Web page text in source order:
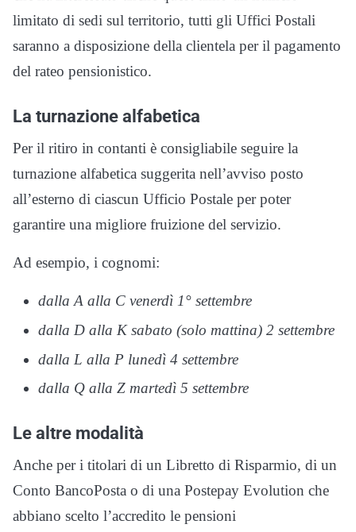
limitato di sedi sul territorio, tutti gli Uffici Postali
saranno a disposizione della clientela per il pagamento
del rateo pensionistico.
La turnazione alfabetica
Per il ritiro in contanti è consigliabile seguire la
turnazione alfabetica suggerita nell’avviso posto
all’esterno di ciascun Ufficio Postale per poter
garantire una migliore fruizione del servizio.
Ad esempio, i cognomi:
dalla A alla C venerdì 1° settembre
dalla D alla K sabato (solo mattina) 2 settembre
dalla L alla P lunedì 4 settembre
dalla Q alla Z martedì 5 settembre
Le altre modalità
Anche per i titolari di un Libretto di Risparmio, di un
Conto BancoPosta o di una Postepay Evolution che
abbiano scelto l’accredito le pensioni